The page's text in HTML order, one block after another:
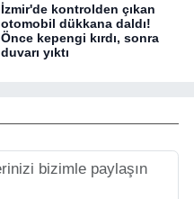
İzmir'de kontrolden çıkan
otomobil dükkana daldı!
Önce kepengi kırdı, sonra
duvarı yıktı